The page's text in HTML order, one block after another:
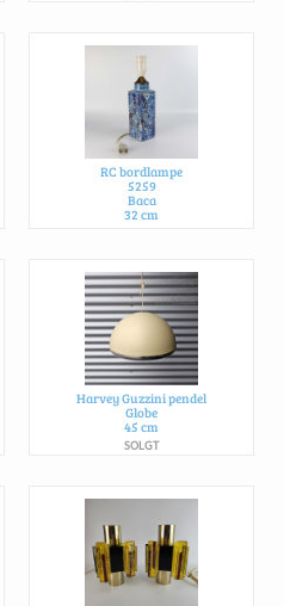
RC bordlampe
5259
Baca
32 cm
Harvey Guzzini pendel
Globe
45 cm
SOLGT